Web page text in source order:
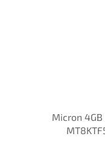
Micron 4GB